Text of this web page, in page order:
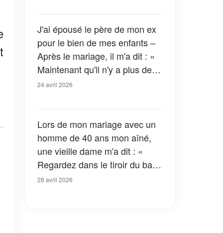
J'ai épousé le père de mon ex
pour le bien de mes enfants –
Après le mariage, il m'a dit : «
Maintenant qu'il n'y a plus de
retour en arrière possible, je
24 avril 2026
Lors de mon mariage avec un
homme de 40 ans mon aîné,
une vieille dame m'a dit : «
Regardez dans le tiroir du bas
de son bureau avant votre lune
28 avril 2026